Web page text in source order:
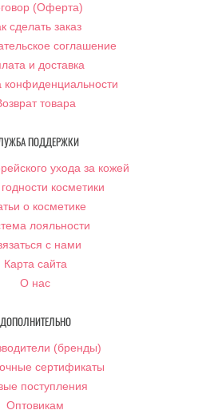
(Оферта)
сделать заказ
соглашение
и доставка
конфиденциальности
товара
ПОДДЕРЖКИ
ухода за кожей
косметики
о косметике
лояльности
с нами
Карта сайта
О нас
ДОПОЛНИТЕЛЬНО
(бренды)
сертификаты
поступления
Оптовикам